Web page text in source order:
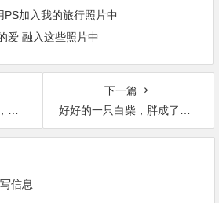
PS加入我的旅行照片中
爱 融入这些照片中
下一篇
好好的一只白柴，胖成了北极熊！
信息